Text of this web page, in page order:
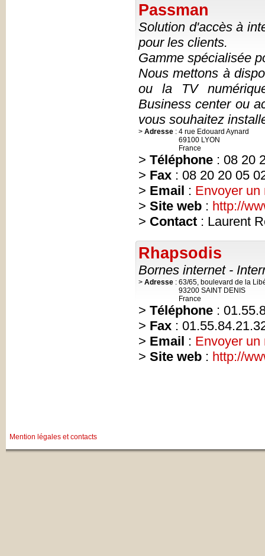
Passman
Solution d'accès à
pour les clients.
Gamme spécialisée
Nous mettons à
ou la TV
Business center ou
vous souhaitez
> Adresse : 4 rue Edouard Aynard
69100 LYON
France
> Téléphone : 08 20
> Fax : 08 20 20 05
> Email : Envoyer
> Site web : http://
> Contact : Laurent
Rhapsodis
Bornes internet -
> Adresse : 63/65, boulevard de la
93200 SAINT DENIS
France
> Téléphone :
> Fax :
> Email : Envoyer
> Site web : http://
Mention légales et contacts